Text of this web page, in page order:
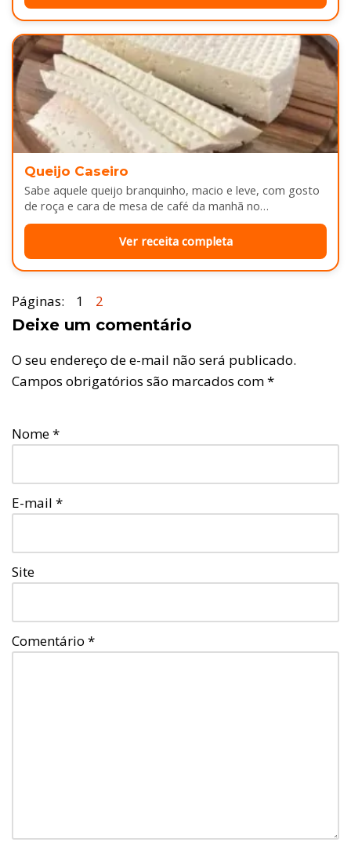
Queijo Caseiro
Sabe aquele queijo branquinho, macio e leve, com gosto
de roça e cara de mesa de café da manhã no…
Ver receita completa
Páginas: 1 2
Deixe um comentário
O seu endereço de e-mail não será publicado.
Campos obrigatórios são marcados com*
Nome*
E-mail *
Site
Comentário *